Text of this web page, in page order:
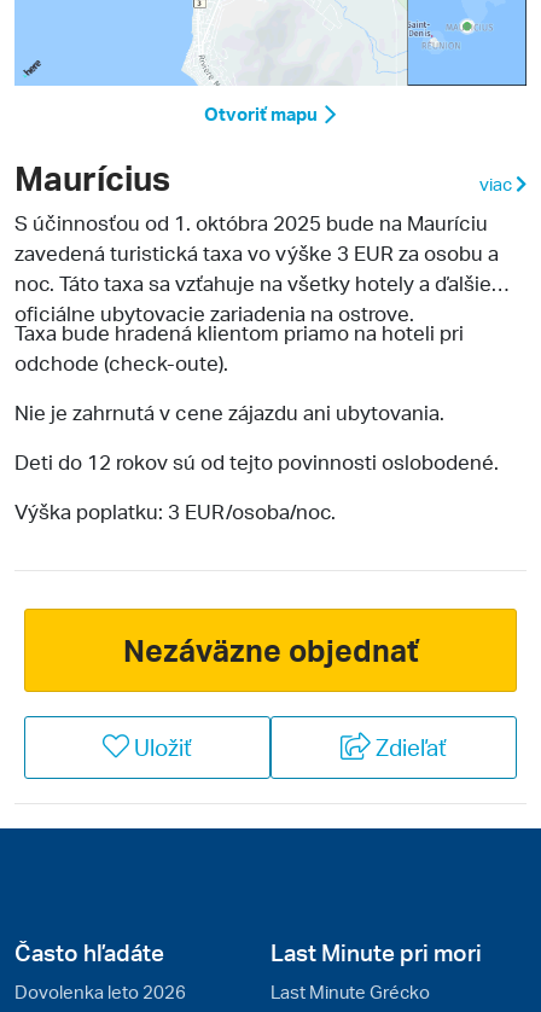
Otvoriť mapu
Maurícius viac
S účinnosťou od 1. októbra 2025 bude na Mauríciu
zavedená turistická taxa vo výške 3 EUR za osobu a
noc. Táto taxa sa vzťahuje na všetky hotely a ďalšie
oficiálne ubytovacie zariadenia na ostrove.
Taxa bude hradená klientom priamo na hoteli pri
odchode (check-oute).
Nie je zahrnutá v cene zájazdu ani ubytovania.
Deti do 12 rokov sú od tejto povinnosti oslobodené.
Výška poplatku: 3 EUR/osoba/noc.
Nezáväzne objednať
Uložiť Zdieľať
Často hľadáte
Dovolenka leto 2026
Last Minute pri mori
Last Minute Grécko